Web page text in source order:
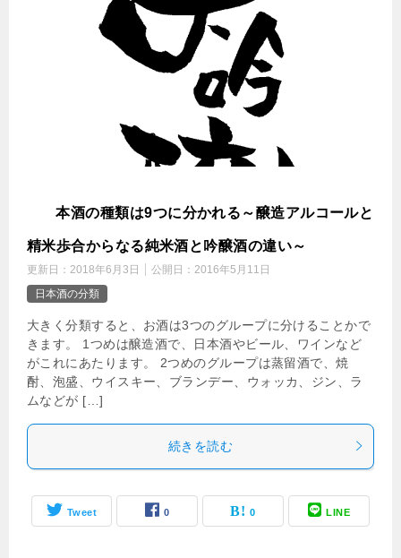
日本酒の種類は9つに分かれる～醸造アルコールと
精米歩合からなる純米酒と吟醸酒の違い～
更新日： 2018年6月3日 公開日： 2016年5月11日
日本酒の分類
大きく分類すると、お酒は3つのグループに分けることかで
きます。 1つめは醸造酒で、日本酒やビール、ワインなど
がこれにあたります。 2つめのグループは蒸留酒で、焼
酎、泡盛、ウイスキー、ブランデー、ウォッカ、ジン、ラ
ムなどが […]
続きを読む
Tweet 0 0 LINE